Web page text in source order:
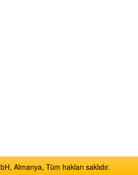
Almanya, Tüm hakları saklıdır.